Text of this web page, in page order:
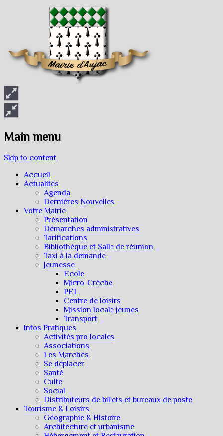
Main menu
Skip to content
Accueil
Actualités
Agenda
Dernières Nouvelles
Votre Mairie
Présentation
Démarches administratives
Tarifications
Bibliothèque et Salle de réunion
Taxi à la demande
Jeunesse
Ecole
Micro-Crèche
PEL
Centre de loisirs
Mission locale jeunes
Transport
Infos Pratiques
Activités pro locales
Associations
Les Marchés
Se déplacer
Santé
Culte
Social
Distributeurs de billets et bureaux de poste
Tourisme & Loisirs
Géographie & Histoire
Architecture et urbanisme